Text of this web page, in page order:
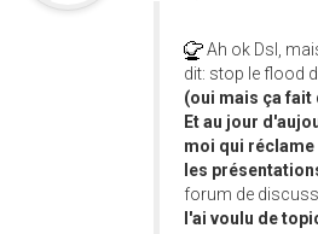
Ah ok Dsl,
dit: stop le flood
(oui mais ça fait
Et au jour
moi qui
les
forum de
l'ai voulu de